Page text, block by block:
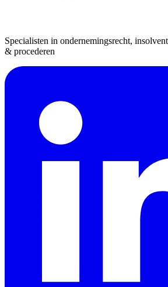
Specialisten in ondernemingsrecht,
& procederen